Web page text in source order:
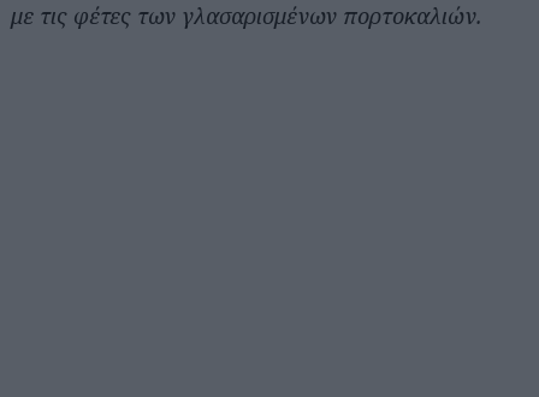
με τις φέτες των γλασαρισμένων πορτοκαλιών.